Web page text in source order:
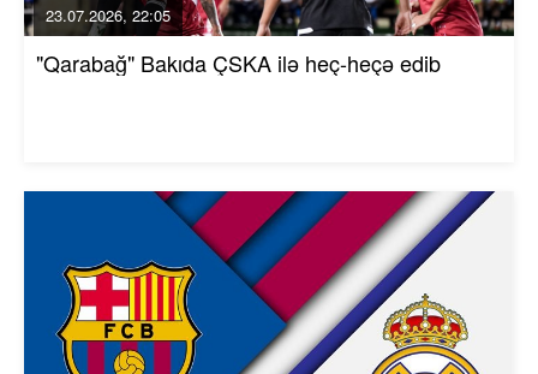
23.07.2026, 22:05
"Qarabağ" Bakıda ÇSKA ilə heç-heçə edib